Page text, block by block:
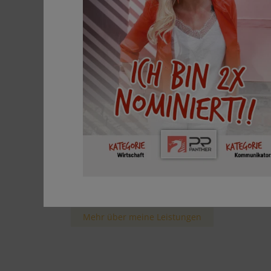
Branding, Markenstrategie, Positionierung,
Storytelling, Werbe-Coaching
Marketing & PR
Social Media & Content Creation
Web-Design & KI Beratung
Corporate Design &
Kommunikationskonzepte
Grafik Design & Drucksorten
Bereit für mehr Sichtbarkeit?
Gemeinsam bringen wir deine Marke zum
Mehr über meine Leistungen